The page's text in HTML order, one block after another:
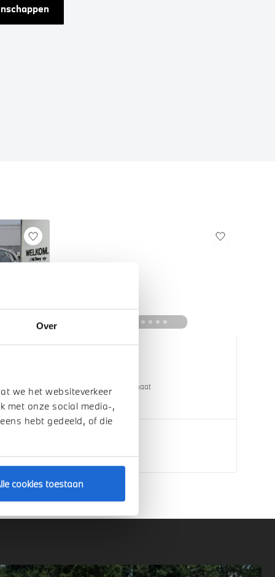
Over
we het websiteverkeer
met onze social media-,
hebt gedeeld, of die
cookies toestaan
PHEV 50e Automaat
1 km2026
Bekijk details